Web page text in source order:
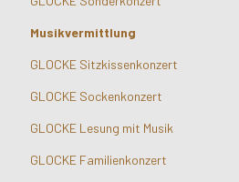
Musikvermittlung
GLOCKE Sitzkissenkonzert
GLOCKE Sockenkonzert
GLOCKE Lesung mit Musik
GLOCKE Familienkonzert